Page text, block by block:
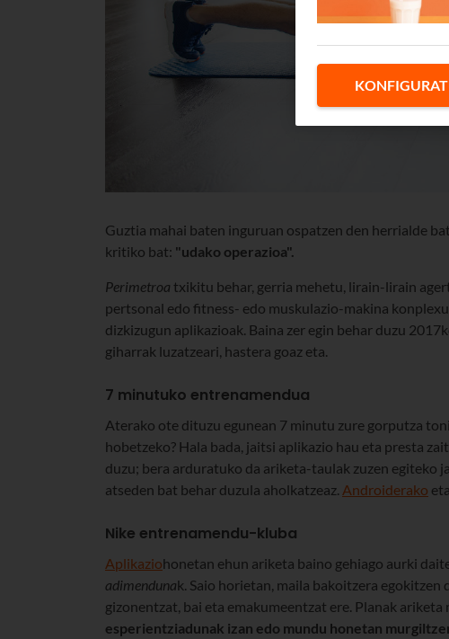
Guztia mahai baten inguruan ospatzen den herrialde
kritiko bat: "udako operazioa".
Perimetroa txikitu behar, gerria mehetu, lirain-lirain
pertsonal edo fitness- edo muskulazio-makina
dizkizugun aplikazioak. Baina zer egin behar duzu
giharrak luzatzeari, hastera goaz eta.
7 minutuko entrenamendua
Aterako ote dituzu egunean 7 minutu zure gorputza
hobetzeko? Hala bada, jaitsi aplikazio hau eta presta
duzu; bera arduratuko da ariketa-taulak zuzen egiteko
atseden bat behar duzula aholkatzeaz. Androiderako eta
Nike entrenamendu-kluba
Aplikaziohonetan ehun ariketa baino gehiago aurki
adimendunak. Saio horietan, maila bakoitzera egokitzen
gizonentzat, bai eta emakumeentzat ere. Planak
esperientziadunak izan edo mundu honetan